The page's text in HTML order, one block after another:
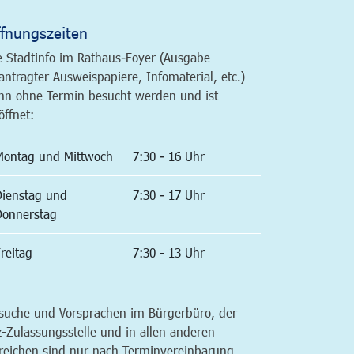
Stadtinfo im Rathaus-Foyer (Ausgabe
Ausweispapiere, Infomaterial, etc.)
ohne Termin besucht werden und ist
und Mittwoch 7:30 - 16 Uhr
und
7:30 - 17 Uhr
7:30 - 13 Uhr
und Vorsprachen im Bürgerbüro, der
Zulassungsstelle und in allen anderen
sind nur nach Terminvereinbarung